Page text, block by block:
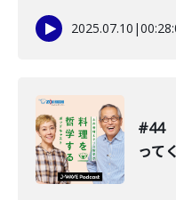
2025.07.10 |
#44
って